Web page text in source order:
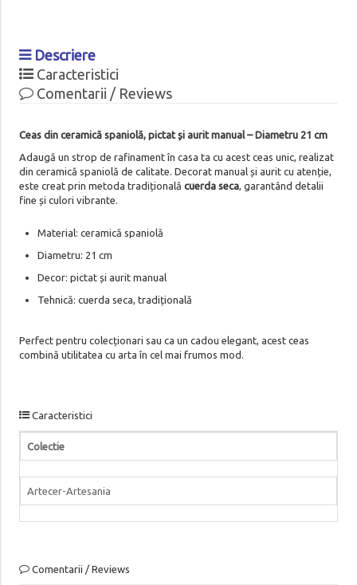
Descriere
Caracteristici
Comentarii / Reviews
Ceas din ceramică spaniolă, pictat și aurit manual – Diametru 21 cm
Adaugă un strop de rafinament în casa ta cu acest ceas unic, realizat
din ceramică spaniolă de calitate. Decorat manual și aurit cu atenție,
este creat prin metoda tradițională cuerda seca, garantând detalii
fine și culori vibrante.
Material: ceramică spaniolă
Diametru: 21 cm
Decor: pictat și aurit manual
Tehnică: cuerda seca, tradițională
Perfect pentru colecționari sau ca un cadou elegant, acest ceas
combină utilitatea cu arta în cel mai frumos mod.
Caracteristici
Colectie
Artecer-Artesania
Comentarii / Reviews